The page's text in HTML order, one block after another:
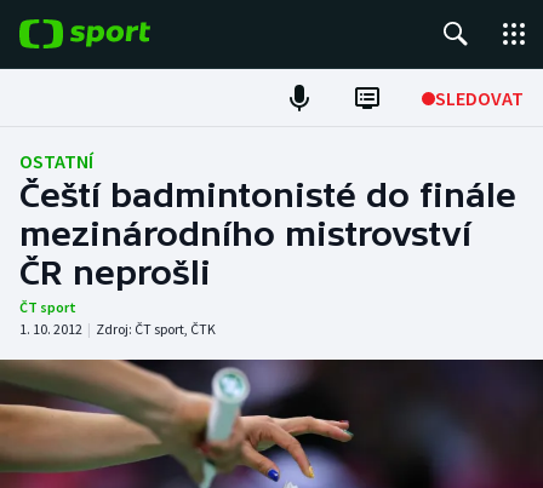
SLEDOVAT
Fotbal
Hokej
Tenis
Atletika
Cyklistika
DALŠÍ SPORTY
OSTATNÍ
Čeští badmintonisté do finále
mezinárodního mistrovství
ČR neprošli
ČT sport
1. 10. 2012 | Zdroj: ČT sport, ČTK